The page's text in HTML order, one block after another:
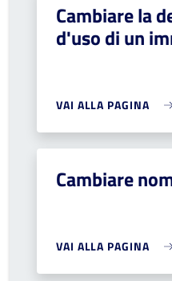
Cambiare la
d'uso di un
VAI ALLA PAGINA
Cambiare
VAI ALLA PAGINA